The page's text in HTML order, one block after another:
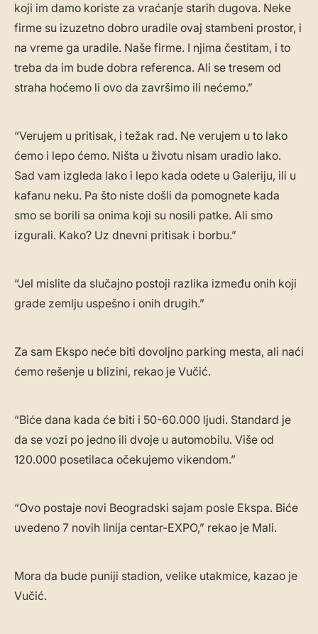
koji im damo koriste za vraćanje starih dugova. Neke
firme su izuzetno dobro uradile ovaj stambeni prostor, i
na vreme ga uradile. Naše firme. I njima čestitam, i to
treba da im bude dobra referenca. Ali se tresem od
straha hoćemo li ovo da završimo ili nećemo.”
“Verujem u pritisak, i težak rad. Ne verujem u to lako
ćemo i lepo ćemo. Ništa u životu nisam uradio lako.
Sad vam izgleda lako i lepo kada odete u Galeriju, ili u
kafanu neku. Pa što niste došli da pomognete kada
smo se borili sa onima koji su nosili patke. Ali smo
izgurali. Kako? Uz dnevni pritisak i borbu.”
“Jel mislite da slučajno postoji razlika između onih koji
grade zemlju uspešno i onih drugih.”
Za sam Ekspo neće biti dovoljno parking mesta, ali naći
ćemo rešenje u blizini, rekao je Vučić.
“Biće dana kada će biti i 50-60.000 ljudi. Standard je
da se vozi po jedno ili dvoje u automobilu. Više od
120.000 posetilaca očekujemo vikendom.”
“Ovo postaje novi Beogradski sajam posle Ekspa. Biće
uvedeno 7 novih linija centar-EXPO,” rekao je Mali.
Mora da bude puniji stadion, velike utakmice, kazao je
Vučić.